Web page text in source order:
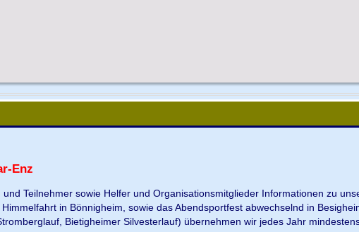
Enz
Teilnehmer sowie Helfer und Organisationsmitglieder Informationen zu
in Bönnigheim, sowie das Abendsportfest abwechselnd in
Bietigheimer Silvesterlauf) übernehmen wir jedes Jahr